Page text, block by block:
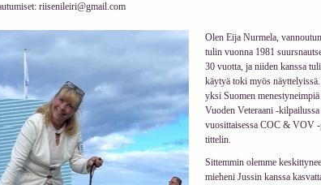
riisenileiri@gmail.com
Olen Eija Nurmela,
tulin vuonna 1981
30 vuotta, ja niiden kanssa
käytyä toki myös
yksi Suomen
Vuoden Veteraani -
vuosittaisessa COC & VOV -
tittelin.
Sittemmin olemme
mieheni Jussin kanssa